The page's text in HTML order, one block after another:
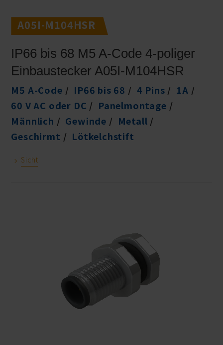
A05I-M104HSR
IP66 bis 68 M5 A-Code 4-poliger
Einbaustecker A05I-M104HSR
M5 A-Code IP66 bis 68 4 Pins
1A
60 V AC oder DC
Panelmontage
Männlich
Gewinde
Metall
Geschirmt
Lötkelchstift
Sicht